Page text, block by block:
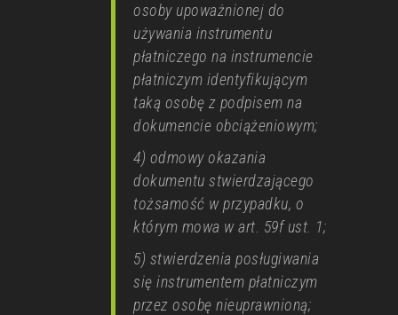
osoby upoważnionej do
używania instrumentu
płatniczego na instrumencie
płatniczym identyfikującym
taką osobę z podpisem na
dokumencie obciążeniowym;
4) odmowy okazania
dokumentu stwierdzającego
tożsamość w przypadku, o
którym mowa w art. 59f ust. 1;
5) stwierdzenia posługiwania
się instrumentem płatniczym
przez osobę nieuprawnioną;